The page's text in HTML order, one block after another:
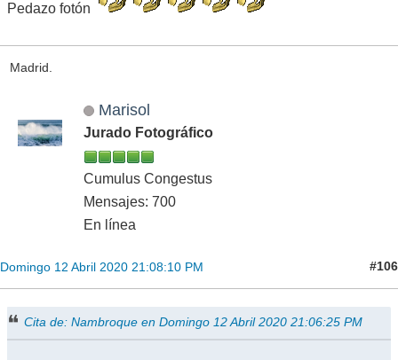
Pedazo fotón
Madrid.
Marisol
Jurado Fotográfico
Cumulus Congestus
Mensajes: 700
En línea
Domingo 12 Abril 2020 21:08:10 PM #106
Cita de: Nambroque en Domingo 12 Abril 2020 21:06:25 PM